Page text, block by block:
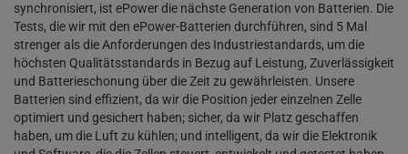
synchronisiert, ist ePower die nächste Generation von Batterien. Die
Tests, die wir mit den ePower-Batterien durchführen, sind 5 Mal
strenger als die Anforderungen des Industriestandards, um die
höchsten Qualitätsstandards in Bezug auf Leistung, Zuverlässigkeit
und Batterieschonung über die Zeit zu gewährleisten. Unsere
Batterien sind effizient, da wir die Position jeder einzelnen Zelle
optimiert und gesichert haben; sicher, da wir Platz geschaffen
haben, um die Luft zu kühlen; und intelligent, da wir die Elektronik